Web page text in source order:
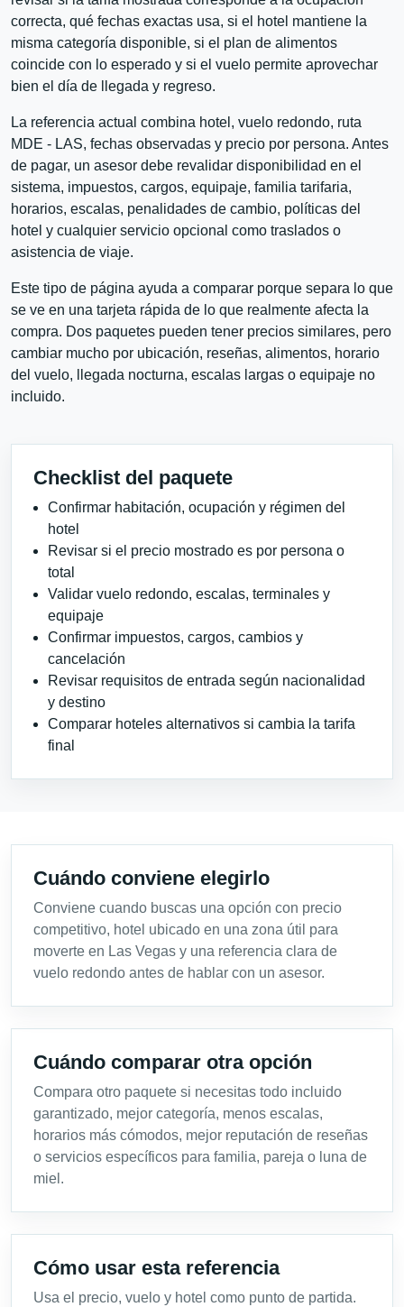
correcta, qué fechas exactas usa, si el hotel mantiene la
misma categoría disponible, si el plan de alimentos
coincide con lo esperado y si el vuelo permite aprovechar
bien el día de llegada y regreso.
La referencia actual combina hotel, vuelo redondo, ruta
MDE - LAS, fechas observadas y precio por persona. Antes
de pagar, un asesor debe revalidar disponibilidad en el
sistema, impuestos, cargos, equipaje, familia tarifaria,
horarios, escalas, penalidades de cambio, políticas del
hotel y cualquier servicio opcional como traslados o
asistencia de viaje.
Este tipo de página ayuda a comparar porque separa lo que
se ve en una tarjeta rápida de lo que realmente afecta la
compra. Dos paquetes pueden tener precios similares, pero
cambiar mucho por ubicación, reseñas, alimentos, horario
del vuelo, llegada nocturna, escalas largas o equipaje no
incluido.
Checklist del paquete
Confirmar habitación, ocupación y régimen del
hotel
Revisar si el precio mostrado es por persona o
total
Validar vuelo redondo, escalas, terminales y
equipaje
Confirmar impuestos, cargos, cambios y
cancelación
Revisar requisitos de entrada según nacionalidad
y destino
Comparar hoteles alternativos si cambia la tarifa
final
Cuándo conviene elegirlo
Conviene cuando buscas una opción con precio
competitivo, hotel ubicado en una zona útil para
moverte en Las Vegas y una referencia clara de
vuelo redondo antes de hablar con un asesor.
Cuándo comparar otra opción
Compara otro paquete si necesitas todo incluido
garantizado, mejor categoría, menos escalas,
horarios más cómodos, mejor reputación de reseñas
o servicios específicos para familia, pareja o luna de
miel.
Cómo usar esta referencia
Usa el precio, vuelo y hotel como punto de partida.